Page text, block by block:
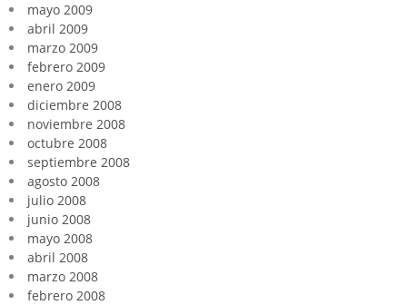
mayo 2009
abril 2009
marzo 2009
febrero 2009
enero 2009
diciembre 2008
noviembre 2008
octubre 2008
septiembre 2008
agosto 2008
julio 2008
junio 2008
mayo 2008
abril 2008
marzo 2008
febrero 2008